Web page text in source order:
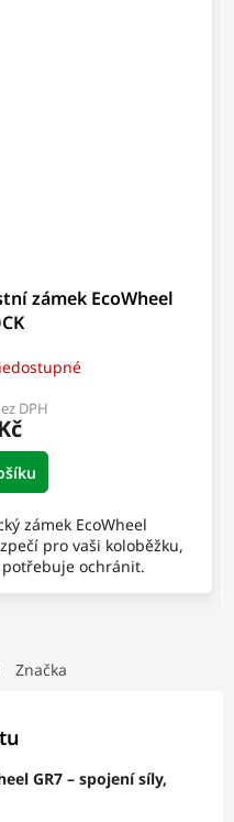
zámek EcoWheel
DPH
zámek EcoWheel
pro vaši koloběžku,
ochránit.
Značka
GR7 – spojení síly,